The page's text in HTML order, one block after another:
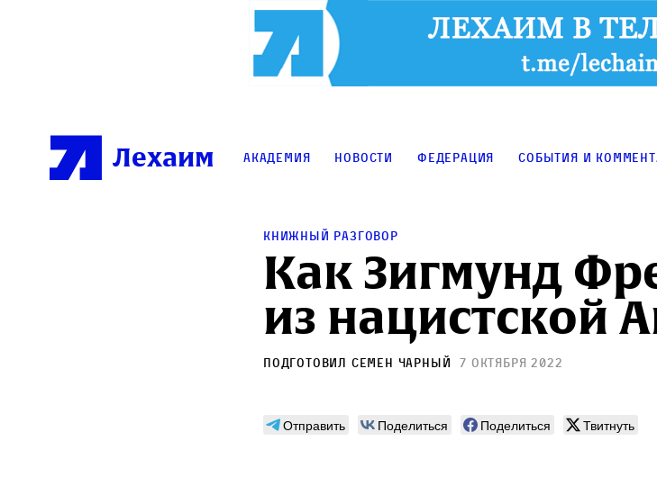
Лехаим Академия Новости Федерация События и
Книжный разговор
Как Зигмунд
из нацистской
Подготовил Семен Чарный 7 октября 2022
Отправить Поделиться Поделиться Твитнуть